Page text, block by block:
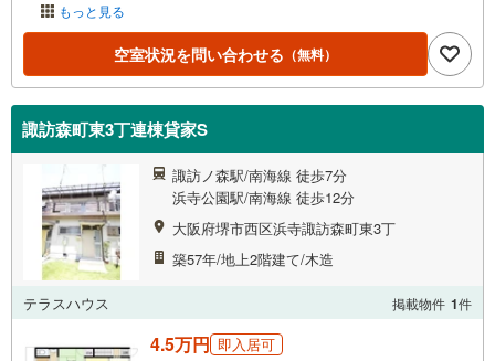
もっと見る
空室状況を問い合わせる （無料）
諏訪森町東3丁連棟貸家S
諏訪ノ森駅/南海線 徒歩7分
浜寺公園駅/南海線 徒歩12分
大阪府堺市西区浜寺諏訪森町東3丁
築57年/地上2階建て/木造
テラスハウス 掲載物件 1件
4.5万円 即入居可